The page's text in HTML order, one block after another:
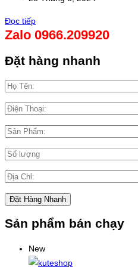
Đọc tiếp
Zalo 0966.209920
Đặt hàng nhanh
Sản phẩm bán chạy
New